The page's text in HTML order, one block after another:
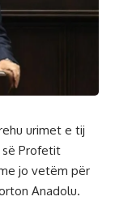
urimet e tij
Profetit
jo vetëm për
Anadolu.